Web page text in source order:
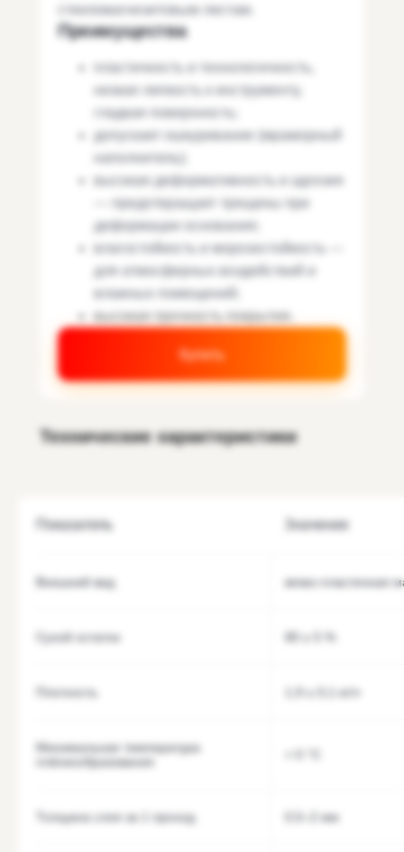
стекломагнезитовым листам.
Преимущества
пластичность и технологичность,
низкая липкость к инструменту,
гладкая поверхность;
допускает ошкуривание (мраморный
наполнитель);
высокая деформативность и адгезия
— предотвращает трещины при
деформации основания;
влагостойкость и морозостойкость —
для атмосферных воздействий и
влажных помещений;
высокая прочность покрытия.
Купить
Технические характеристики
Показатель Значение
Внешний вид вязко-пластичная
Сухой остаток
Плотность 1,9 ± 0,1 кг/л
Минимальная температура
плёнкообразования
Толщина слоя за 1 проход 0,5–2 мм